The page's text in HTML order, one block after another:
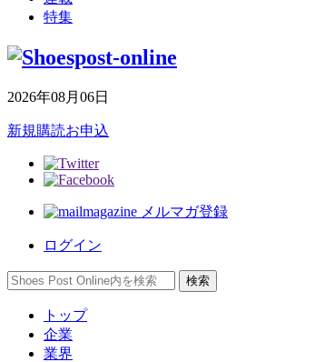
特集
2026年08月06日
新規購読お申込
メルマガ登録
ログイン
トップ
企業
業界